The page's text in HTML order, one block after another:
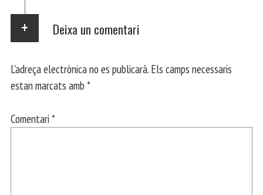
Deixa un comentari
L'adreça electrònica no es publicarà. Els camps necessaris
estan marcats amb *
Comentari *